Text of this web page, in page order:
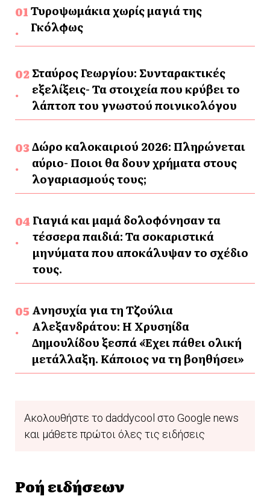
Τυροψωμάκια χωρίς μαγιά της
Γκόλφως
Σταύρος Γεωργίου: Συνταρακτικές
εξελίξεις- Τα στοιχεία που κρύβει το
λάπτοπ του γνωστού ποινικολόγου
Δώρο καλοκαιριού 2026: Πληρώνεται
αύριο- Ποιοι θα δουν χρήματα στους
λογαριασμούς τους;
Γιαγιά και μαμά δολοφόνησαν τα
τέσσερα παιδιά: Τα σοκαριστικά
μηνύματα που αποκάλυψαν το σχέδιο
τους.
Ανησυχία για τη Τζούλια
Αλεξανδράτου: Η Χρυσηίδα
Δημουλίδου ξεσπά «Έχει πάθει ολική
μετάλλαξη. Κάποιος να τη βοηθήσει»
Ακολουθήστε το daddycool στο Google news
και μάθετε πρώτοι όλες τις ειδήσεις
Ροή ειδήσεων